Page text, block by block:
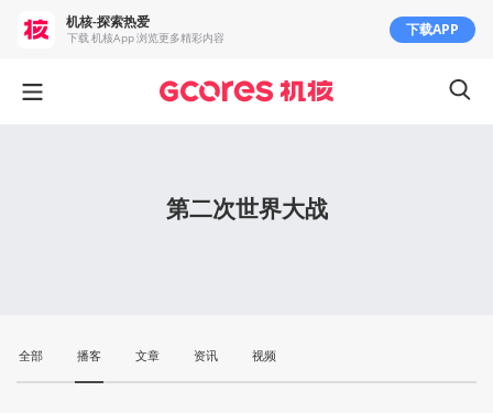
第二次世界大战
全部 播客 文章 资讯 视频
机核-探索热爱
下载 机核App 浏览更多精彩内容 下载APP